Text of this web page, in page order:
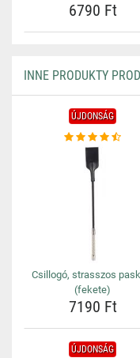
6790 Ft
INNE PRODUKTY
ÚJDONSÁG
Csillogó, strasszos
(fekete)
7190 Ft
ÚJDONSÁG